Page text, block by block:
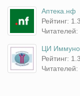
Аптека.нф
Рейтинг:
ЦИ
Рейтинг: